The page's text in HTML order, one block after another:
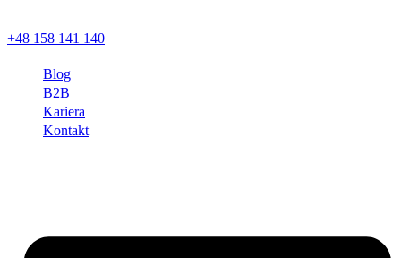
+48 158 141 140
Blog
B2B
Kariera
Kontakt